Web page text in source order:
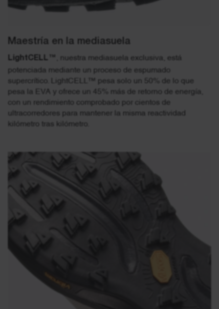
Maestría en la mediasuela
LightCELL™ , nuestra mediasuela exclusiva, está
potenciada mediante un proceso de espumado
supercrítico. LightCELL™ pesa solo un 50% de lo que
pesa la EVA y ofrece un 45% más de retorno de energía,
con un rendimiento comprobado por cientos de
ultracorredores para mantener la misma reactividad
kilómetro tras kilómetro.